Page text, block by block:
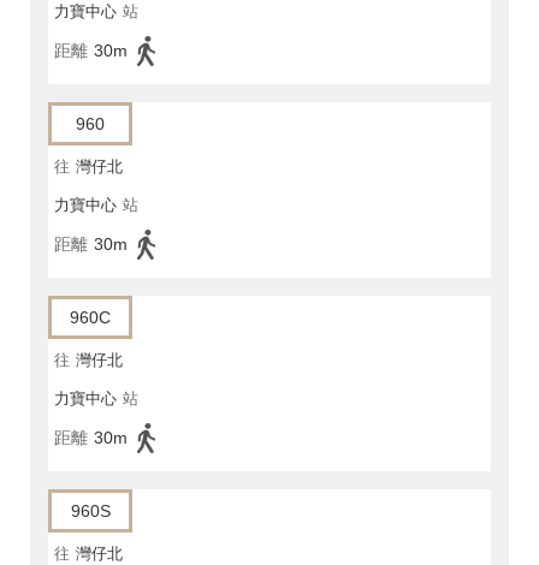
力寶中心 站
距離 30m
960
往 灣仔北
力寶中心 站
距離 30m
960C
往 灣仔北
力寶中心 站
距離 30m
960S
往 灣仔北